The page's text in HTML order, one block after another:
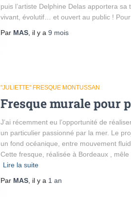
puis l’artiste Delphine Delas apportera
vivant, évolutif… et ouvert au public !
Par MAS, il y a 9 mois
"JULIETTE" FRESQUE MONTUSSAN
Fresque murale pour
J’ai récemment eu l’opportunité de
un particulier passionné par la mer. Le
un fond océanique, entre mouvement
Cette fresque, réalisée à Bordeaux ,
Lire la suite
Par MAS, il y a 1 an